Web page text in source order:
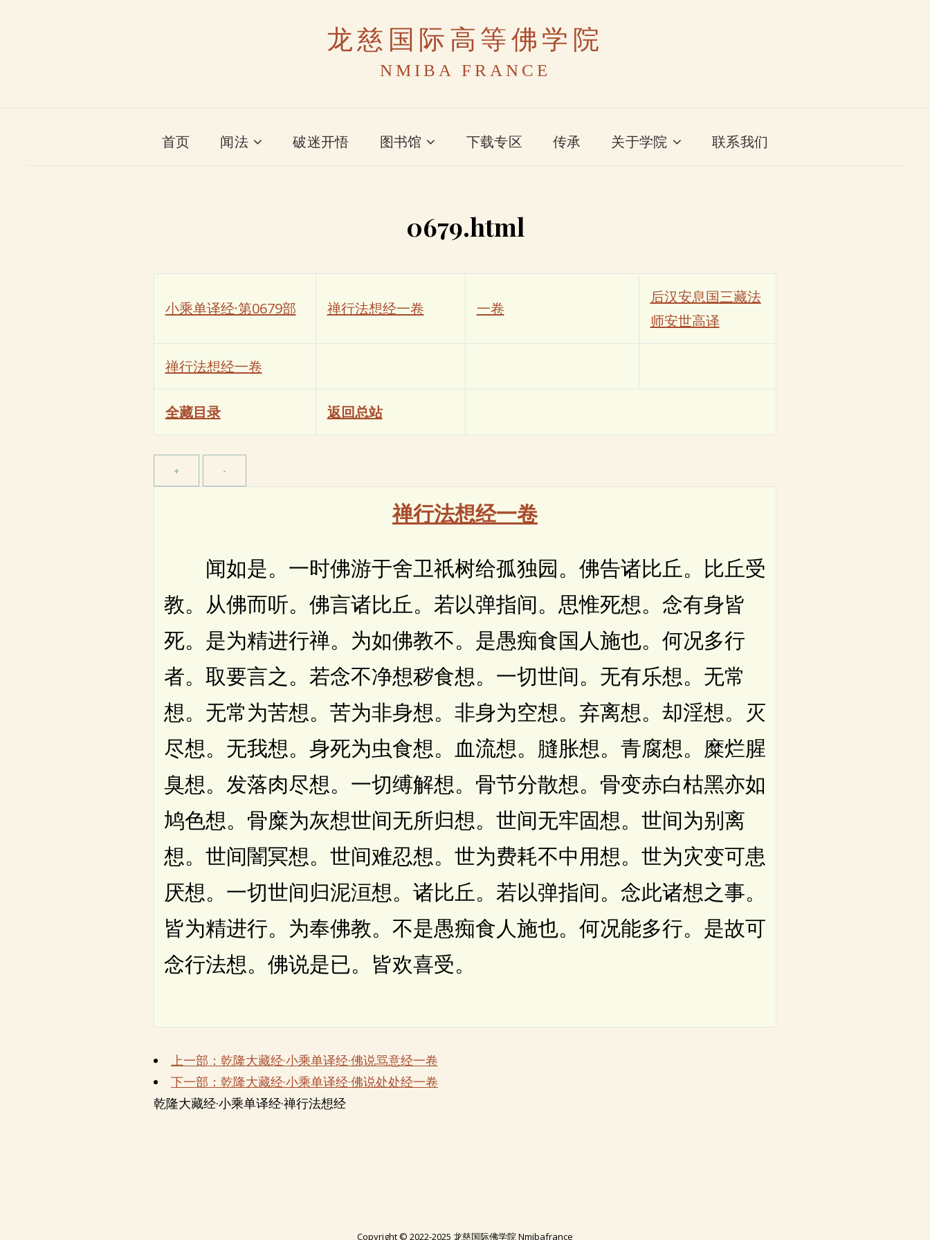
龙慈国际高等佛学院
NMIBA FRANCE
首页 闻法 破迷开悟 图书馆 下载专区 传承 关于学院 联系我们
0679.html
小乘单译经·第0679部 禅行法想经一卷 一卷
后汉安息国三藏法
师安世高译
禅行法想经一卷
全藏目录 返回总站
禅行法想经一卷
闻如是。一时佛游于舍卫祇树给孤独园。佛告诸比丘。比丘受
教。从佛而听。佛言诸比丘。若以弹指间。思惟死想。念有身皆
死。是为精进行禅。为如佛教不。是愚痴食国人施也。何况多行
者。取要言之。若念不净想秽食想。一切世间。无有乐想。无常
想。无常为苦想。苦为非身想。非身为空想。弃离想。却淫想。灭
尽想。无我想。身死为虫食想。血流想。膖胀想。青腐想。糜烂腥
臭想。发落肉尽想。一切缚解想。骨节分散想。骨变赤白枯黑亦如
鸠色想。骨糜为灰想世间无所归想。世间无牢固想。世间为别离
想。世间闇冥想。世间难忍想。世为费耗不中用想。世为灾变可患
厌想。一切世间归泥洹想。诸比丘。若以弹指间。念此诸想之事。
皆为精进行。为奉佛教。不是愚痴食人施也。何况能多行。是故可
念行法想。佛说是已。皆欢喜受。
上一部：乾隆大藏经·小乘单译经·佛说骂意经一卷
下一部：乾隆大藏经·小乘单译经·佛说处处经一卷
乾隆大藏经·小乘单译经·禅行法想经
Copyright © 2022-2025 龙慈国际佛学院 Nmibafrance